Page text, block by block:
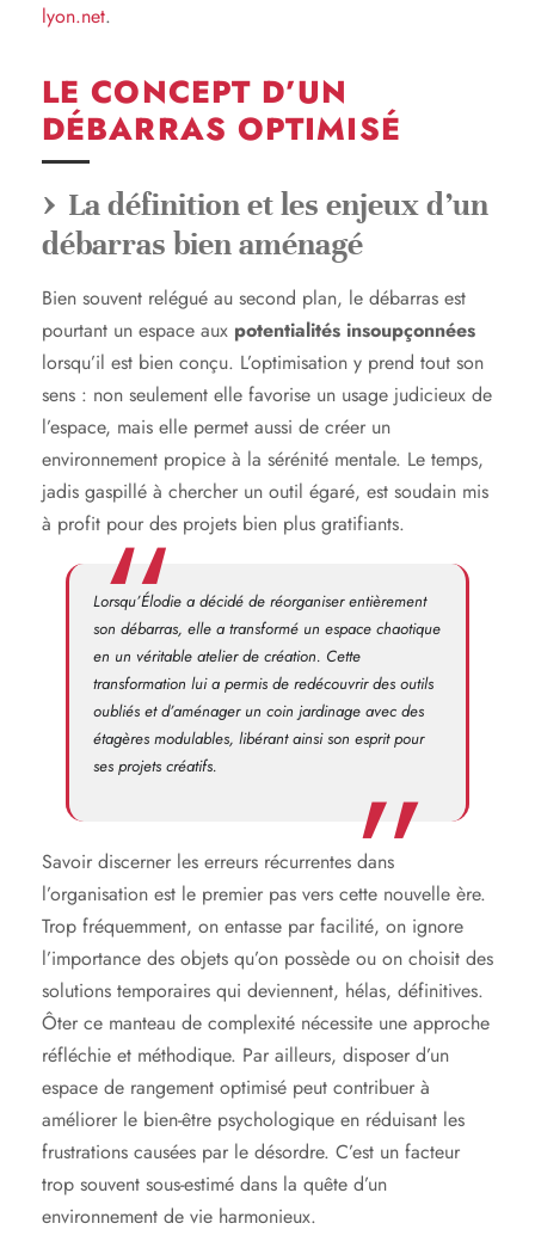
lyon.net.
LE CONCEPT D’UN
DÉBARRAS OPTIMISÉ
La définition et les enjeux d’un
débarras bien aménagé
Bien souvent relégué au second plan, le débarras est
pourtant un espace aux potentialités insoupçonnées
lorsqu’il est bien conçu. L’optimisation y prend tout son
sens : non seulement elle favorise un usage judicieux de
l’espace, mais elle permet aussi de créer un
environnement propice à la sérénité mentale. Le temps,
jadis gaspillé à chercher un outil égaré, est soudain mis
à profit pour des projets bien plus gratifiants.
Lorsqu’Élodie a décidé de réorganiser entièrement
son débarras, elle a transformé un espace chaotique
en un véritable atelier de création. Cette
transformation lui a permis de redécouvrir des outils
oubliés et d’aménager un coin jardinage avec des
étagères modulables, libérant ainsi son esprit pour
ses projets créatifs.
Savoir discerner les erreurs récurrentes dans
l’organisation est le premier pas vers cette nouvelle ère.
Trop fréquemment, on entasse par facilité, on ignore
l’importance des objets qu’on possède ou on choisit des
solutions temporaires qui deviennent, hélas, définitives.
Ôter ce manteau de complexité nécessite une approche
réfléchie et méthodique. Par ailleurs, disposer d’un
espace de rangement optimisé peut contribuer à
améliorer le bien-être psychologique en réduisant les
frustrations causées par le désordre. C’est un facteur
trop souvent sous-estimé dans la quête d’un
environnement de vie harmonieux.